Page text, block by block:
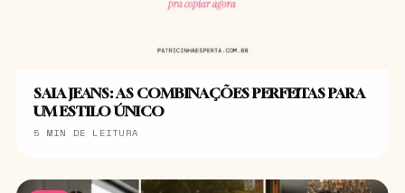
SAIA JEANS: AS COMBINAÇÕES PERFEITAS PARA
UM ESTILO ÚNICO
5 MIN DE LEITURA